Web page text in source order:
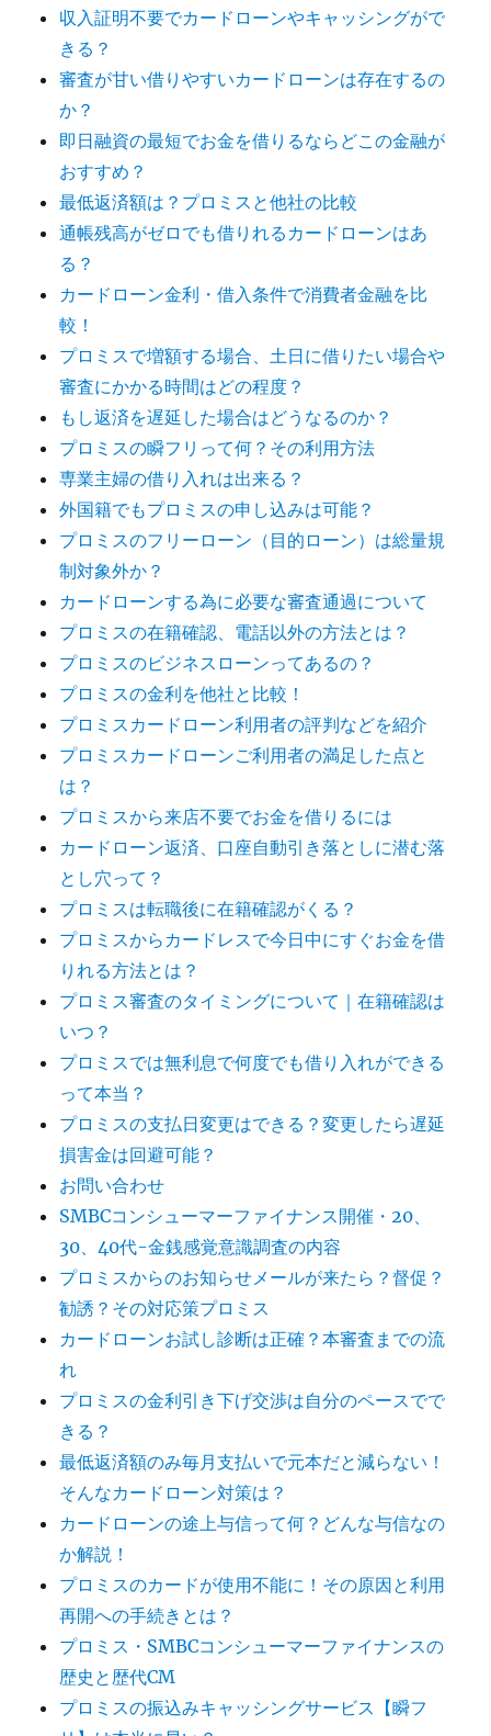
収入証明不要でカードローンやキャッシングがで
きる？
審査が甘い借りやすいカードローンは存在するの
か？
即日融資の最短でお金を借りるならどこの金融が
おすすめ？
最低返済額は？プロミスと他社の比較
通帳残高がゼロでも借りれるカードローンはあ
る？
カードローン金利・借入条件で消費者金融を比
較！
プロミスで増額する場合、土日に借りたい場合や
審査にかかる時間はどの程度？
もし返済を遅延した場合はどうなるのか？
プロミスの瞬フリって何？その利用方法
専業主婦の借り入れは出来る？
外国籍でもプロミスの申し込みは可能？
プロミスのフリーローン（目的ローン）は総量規
制対象外か？
カードローンする為に必要な審査通過について
プロミスの在籍確認、電話以外の方法とは？
プロミスのビジネスローンってあるの？
プロミスの金利を他社と比較！
プロミスカードローン利用者の評判などを紹介
プロミスカードローンご利用者の満足した点と
は？
プロミスから来店不要でお金を借りるには
カードローン返済、口座自動引き落としに潜む落
とし穴って？
プロミスは転職後に在籍確認がくる？
プロミスからカードレスで今日中にすぐお金を借
りれる方法とは？
プロミス審査のタイミングについて｜在籍確認は
いつ？
プロミスでは無利息で何度でも借り入れができる
って本当？
プロミスの支払日変更はできる？変更したら遅延
損害金は回避可能？
お問い合わせ
SMBCコンシューマーファイナンス開催・20、
30、40代-金銭感覚意識調査の内容
プロミスからのお知らせメールが来たら？督促？
勧誘？その対応策プロミス
カードローンお試し診断は正確？本審査までの流
れ
プロミスの金利引き下げ交渉は自分のペースでで
きる？
最低返済額のみ毎月支払いで元本だと減らない！
そんなカードローン対策は？
カードローンの途上与信って何？どんな与信なの
か解説！
プロミスのカードが使用不能に！その原因と利用
再開への手続きとは？
プロミス・SMBCコンシューマーファイナンスの
歴史と歴代CM
プロミスの振込みキャッシングサービス【瞬フ